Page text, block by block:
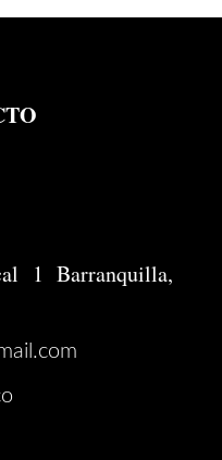
1 Barranquilla,